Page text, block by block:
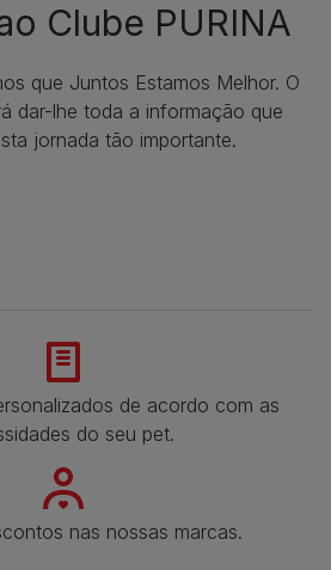
Clube PURINA
que Juntos Estamos Melhor. O
dar-lhe toda a informação que
jornada tão importante.
de acordo com as
do seu pet.
nas nossas marcas.